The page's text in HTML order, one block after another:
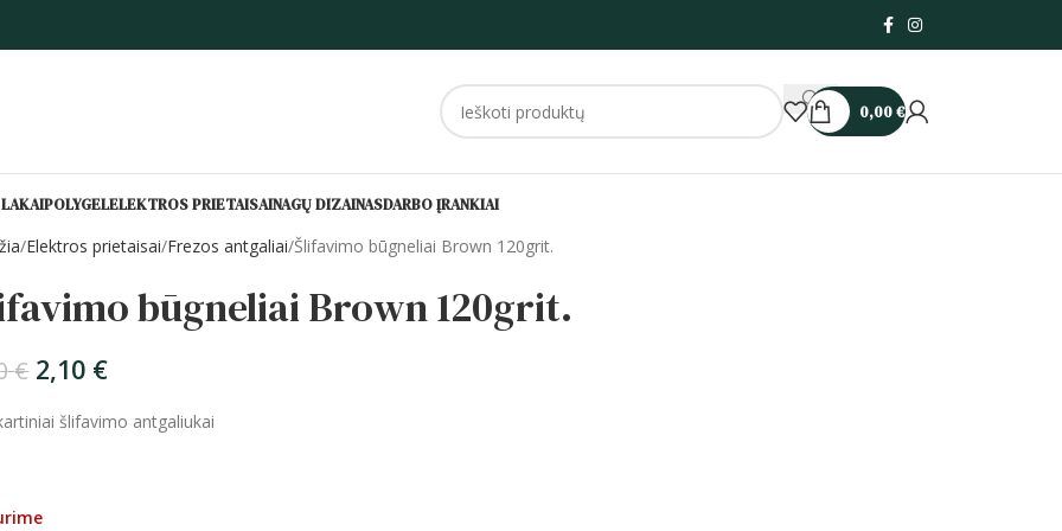
0,00€
POLYGELELEKTROS PRIETAISAINAGŲ DIZAINASDARBO ĮRANKIAI
Elektros prietaisai Frezos antgaliai Šlifavimo būgneliai Brown 120grit.
būgneliai Brown 120grit.
€ 2,10 €
šlifavimo antgaliukai